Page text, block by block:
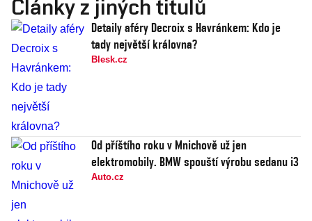
Články z jiných titulů
Detaily aféry Decroix s Havránkem: Kdo je
tady největší královna?
Blesk.cz
Od příštího roku v Mnichově už jen
elektromobily. BMW spouští výrobu sedanu i3
Auto.cz